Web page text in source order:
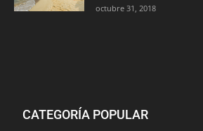
octubre 31, 2018
CATEGORÍA POPULAR